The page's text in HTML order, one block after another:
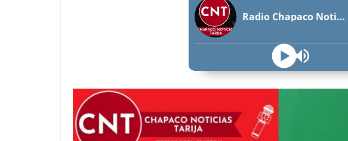
Radio Chapaco Noticias Las 24 horas en vivo